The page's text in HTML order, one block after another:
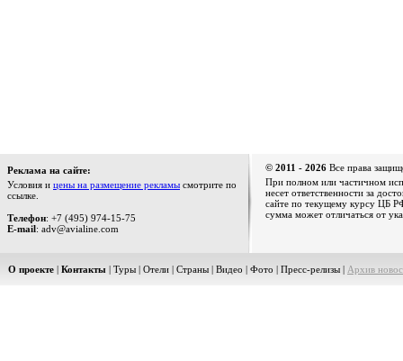
Реклама на сайте:
Условия и цены на размещение рекламы смотрите по
ссылке.
Телефон: +7 (495) 974-15-75
E-mail: adv@avialine.com
© 2011 - 2026 Все права
При полном или частичном
несет ответственности за
сайте по текущему курсу ЦБ
сумма может отличаться от
О проекте | Контакты | Туры | Отели | Страны | Видео | Фото | Пресс-релизы | Архив